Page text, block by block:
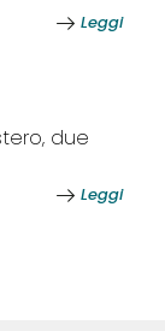
Leggi
due
Leggi